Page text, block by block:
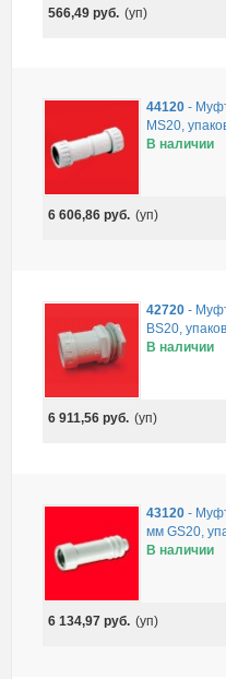
566,49 руб. (уп)
44120-
MS20,
В наличии
6 606,86 руб. (уп)
42720-
BS20,
В наличии
6 911,56 руб. (уп)
43120-
мм GS20,
В наличии
6 134,97 руб. (уп)